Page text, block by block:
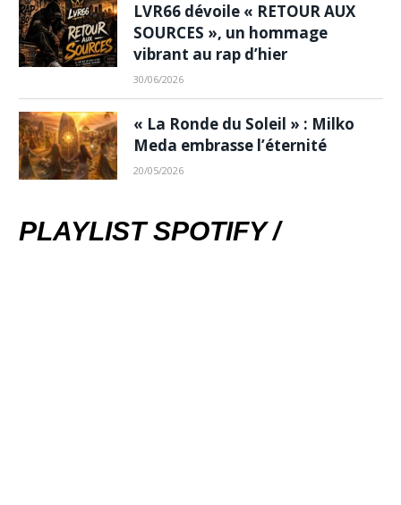
LVR66 dévoile « RETOUR AUX
SOURCES », un hommage
vibrant au rap d’hier
30/06/2026
« La Ronde du Soleil » : Milko
Meda embrasse l’éternité
20/05/2026
PLAYLIST SPOTIFY /